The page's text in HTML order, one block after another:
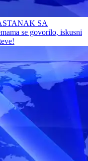
SA
se govorilo, iskusni